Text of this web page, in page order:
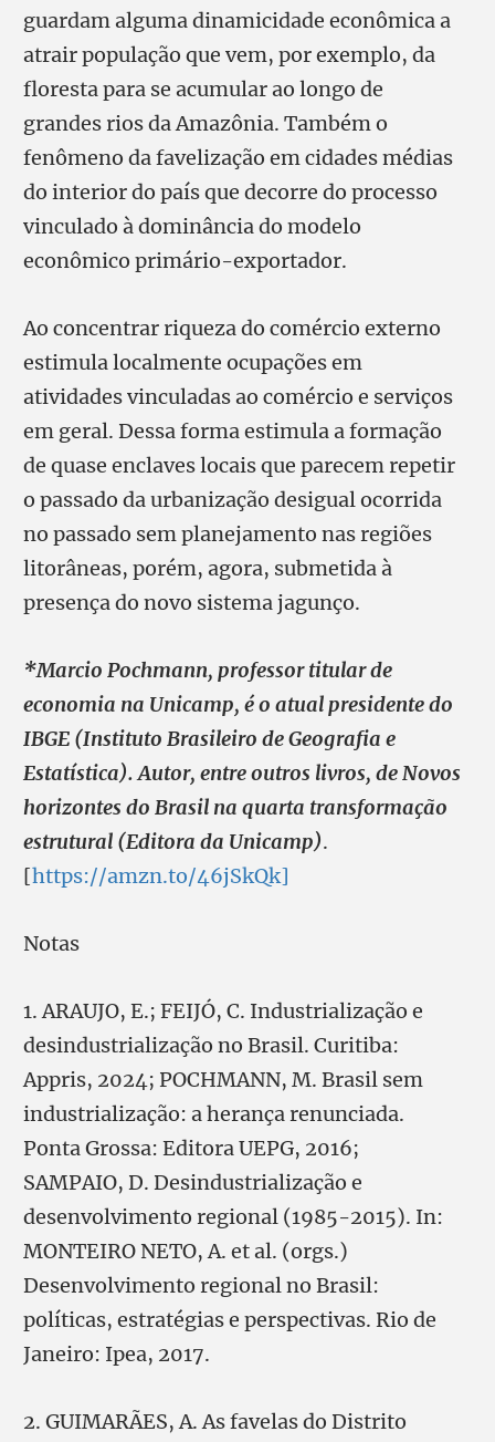
guardam alguma dinamicidade econômica a
atrair população que vem, por exemplo, da
floresta para se acumular ao longo de
grandes rios da Amazônia. Também o
fenômeno da favelização em cidades médias
do interior do país que decorre do processo
vinculado à dominância do modelo
econômico primário-exportador.
Ao concentrar riqueza do comércio externo
estimula localmente ocupações em
atividades vinculadas ao comércio e serviços
em geral. Dessa forma estimula a formação
de quase enclaves locais que parecem repetir
o passado da urbanização desigual ocorrida
no passado sem planejamento nas regiões
litorâneas, porém, agora, submetida à
presença do novo sistema jagunço.
*Marcio Pochmann, professor titular de
economia na Unicamp, é o atual presidente do
IBGE (Instituto Brasileiro de Geografia e
Estatística). Autor, entre outros livros, de Novos
horizontes do Brasil na quarta transformação
estrutural (Editora da Unicamp).
[https://amzn.to/46jSkQk]
Notas
1. ARAUJO, E.; FEIJÓ, C. Industrialização e
desindustrialização no Brasil. Curitiba:
Appris, 2024; POCHMANN, M. Brasil sem
industrialização: a herança renunciada.
Ponta Grossa: Editora UEPG, 2016;
SAMPAIO, D. Desindustrialização e
desenvolvimento regional (1985-2015). In:
MONTEIRO NETO, A. et al. (orgs.)
Desenvolvimento regional no Brasil:
políticas, estratégias e perspectivas. Rio de
Janeiro: Ipea, 2017.
2. GUIMARÃES, A. As favelas do Distrito